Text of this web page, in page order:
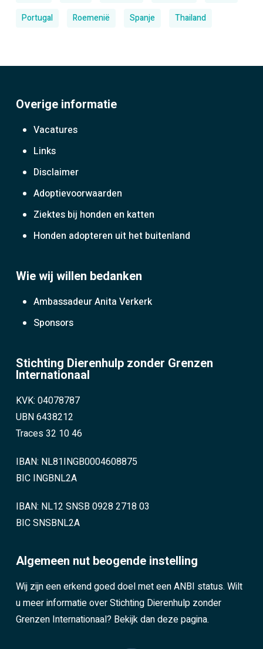
Portugal
Roemenië Spanje Thailand
Overige informatie
Vacatures
Links
Disclaimer
Adoptievoorwaarden
Ziektes bij honden en katten
Honden adopteren uit het buitenland
Wie wij willen bedanken
Ambassadeur Anita Verkerk
Sponsors
Stichting Dierenhulp zonder Grenzen
Internationaal
KVK: 04078787
UBN 6438212
Traces 32 10 46
IBAN: NL81INGB0004608875
BIC INGBNL2A
IBAN: NL12 SNSB 0928 2718 03
BIC SNSBNL2A
Algemeen nut beogende instelling
Wij zijn een erkend goed doel met een ANBI status. Wilt
u meer informatie over Stichting Dierenhulp zonder
Grenzen Internationaal? Bekijk dan deze pagina.